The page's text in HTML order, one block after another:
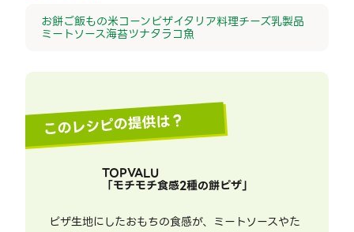
お餅ご飯もの米コーンピザイタリア料理チーズ乳製品
ミートソース海苔ツナタラコ魚
このレシピの提供は？
TOPVALU
「モチモチ食感2種の餅ピザ」
ピザ生地にしたおもちの食感が、ミートソースやた